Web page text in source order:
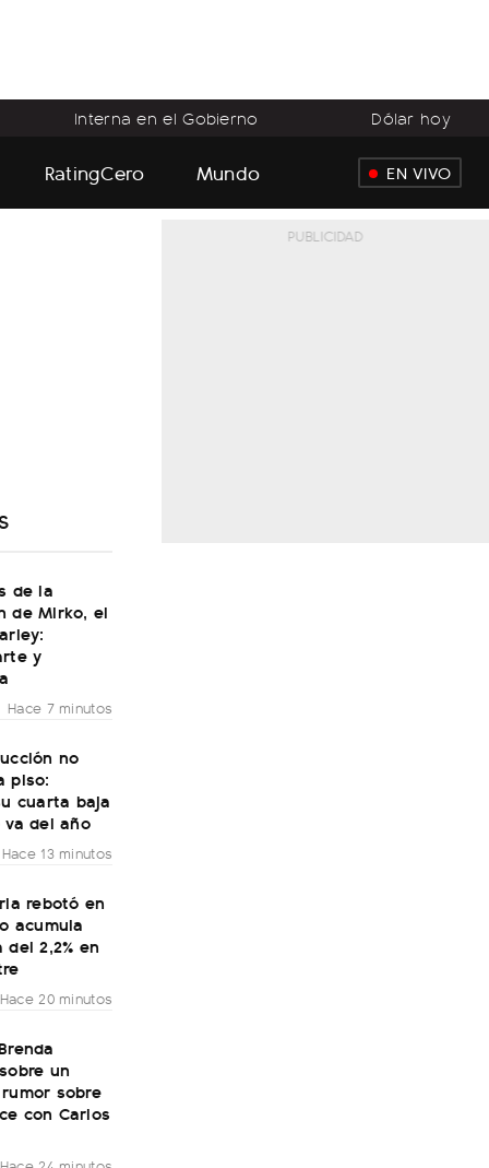
Interna en el Gobierno Dólar hoy
RatingCero Mundo EN VIVO
de la
de Mirko, el
y
Hace 7 minutos
no
piso:
cuarta baja
del año
Hace 13 minutos
rebotó en
acumula
2,2% en
Hace 20 minutos
un
sobre
con Carlos